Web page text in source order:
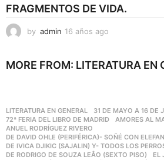
o
FRAGMENTOS DE VIDA.
by admin 16 años ago
ñ
g
o
MORE FROM: LITERATURA EN
LITERATURA EN GENERAL 31 DE MAYO A 16 DE
72ª FERIA DEL LIBRO DE MADRID
,AMORES AL
ANUEL RODRÍGUEZ RIVERO
DE DAVID OHLE (PERIFÉRICA)- SOÑÉ CON
DE IVICA DJIKIC (SAJALIN) Y- TODOS LOS
DE RODRIGO DE SOUZA LEÂO (SEXTO PISO)
,EL